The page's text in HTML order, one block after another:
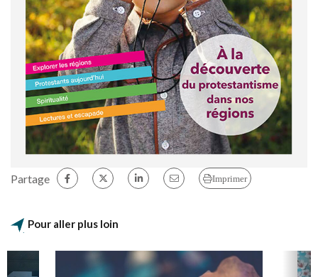
Partage Imprimer
Pour aller plus loin